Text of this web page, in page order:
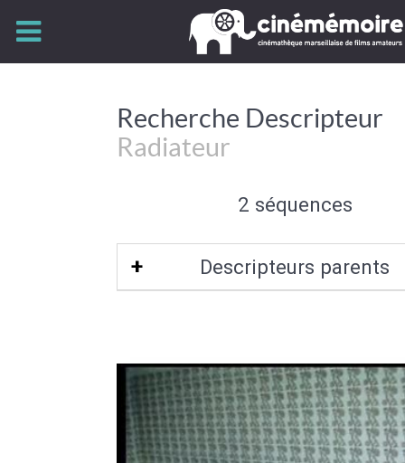
Recherche Descripteur
Radiateur
2 séquences
Descripteurs parents